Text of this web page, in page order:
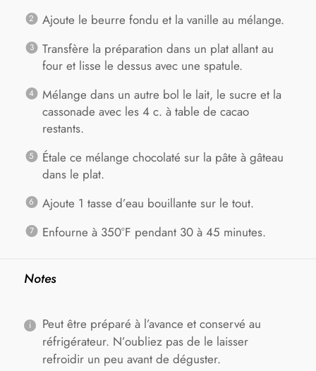
Ajoute le beurre fondu et la vanille au mélange.
Transfère la préparation dans un plat allant au
four et lisse le dessus avec une spatule.
Mélange dans un autre bol le lait, le sucre et la
cassonade avec les 4 c. à table de cacao
restants.
Étale ce mélange chocolaté sur la pâte à gâteau
dans le plat.
Ajoute 1 tasse d’eau bouillante sur le tout.
Enfourne à 350°F pendant 30 à 45 minutes.
Notes
Peut être préparé à l’avance et conservé au
réfrigérateur. N’oubliez pas de le laisser
refroidir un peu avant de déguster.